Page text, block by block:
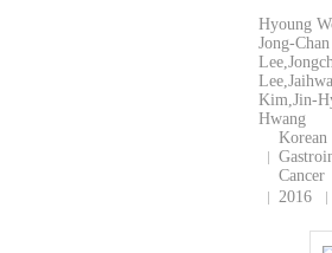
Hyoung
Jong-Chan
Kim,Jin-
Hwang
Cancer
2016